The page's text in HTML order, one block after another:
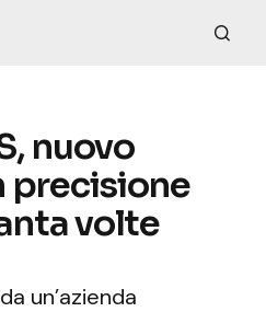
nuovo
precisione
volte
un’azienda